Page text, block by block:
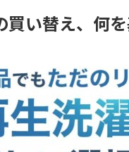
買い替え、何